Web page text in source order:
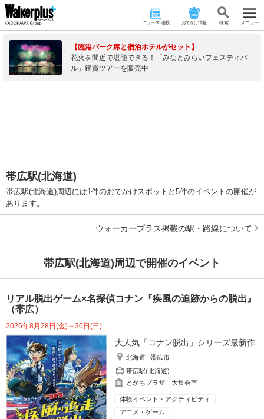
ニュース･連載 おでかけ情報 検 索 メニュー
【臨港パーク席と宿泊ホテルがセット】
花火を間近で堪能できる！「みなとみらいフェスティバ
ル」鑑賞ツアーを販売中
帯広駅(北海道)
帯広駅(北海道)周辺には1件のおでかけスポットと5件のイベントの開催が
あります。
ウォーカープラス掲載の駅・路線について
帯広駅(北海道)周辺で開催のイベント
リアル脱出ゲーム×名探偵コナン『疾風の追跡からの脱出』
（帯広）
2026年8月28日(金)～30日(日)
大人気「コナン脱出」シリーズ最新作
北海道
帯広市
帯広駅(北海道)
とかちプラザ 大集会室
体験イベント・アクティビティ
アニメ・ゲーム